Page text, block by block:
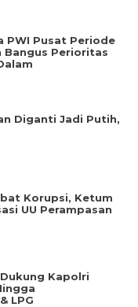
PWI Pusat Periode
Bangus Perioritas
Diganti Jadi Putih,
Korupsi, Ketum
UU Perampasan
Kapolri
LPG